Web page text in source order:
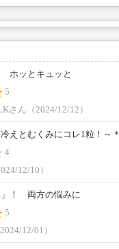
ホッとキュッと
5
さん（2024/12/12）
えとむくみにコレ1粒！～＊
4
12/10）
」！ 両方の悩みに
5
12/01）